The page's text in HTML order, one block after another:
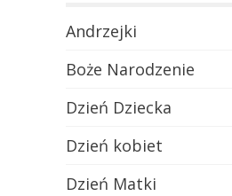
Andrzejki
Boże Narodzenie
Dzień Dziecka
Dzień kobiet
Dzień Matki